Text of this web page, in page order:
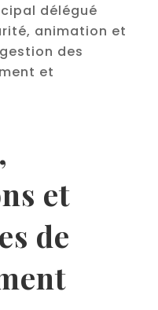
délégué
animation et
des
et
et
de